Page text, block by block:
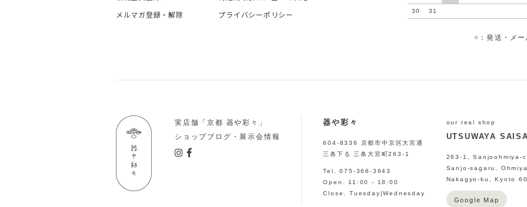
メルマガ登録・解除
プライバシーポリシー
30 31
■ ：発送・メ
実店舗「京都 器や彩々」
ショップブログ・展示会情報
器や彩々
604-8336 京都市中京区大宮通
三条下る 三条大宮町263-1
Tel. 075-366-3643
Open. 11:00 - 18:00
Close. Tuesday|Wednesday
our real shop
UTSUWAYA
263-1, Sanjoohmiya-
Sanjo-sagaru,
Nakagyo-ku, Kyoto
Google Map